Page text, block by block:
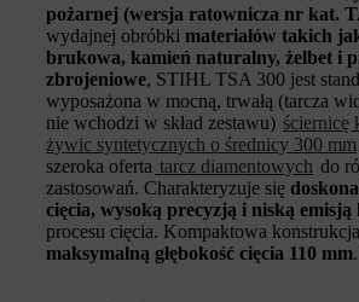
pożarnej (wersja ratownicza nr kat.
wydajnej obróbki materiałów takich
brukowa, kamień naturalny, żelbet i
zbrojeniowe, STIHL TSA 300 jest
wyposażona w mocną, trwałą (tarcza
nie wchodzi w skład zestawu) ściernicę
żywic syntetycznych o średnicy 300 mm
szeroka oferta tarcz diamentowych do
zastosowań. Charakteryzuje się
cięcia, wysoką precyzją i niską emisją
procesu cięcia. Kompaktowa
maksymalną głębokość cięcia 110 mm.